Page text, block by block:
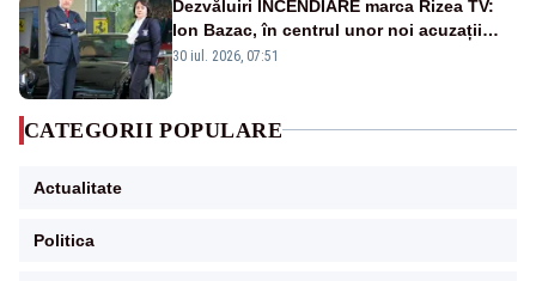
Dezvăluiri INCENDIARE marca Rizea TV:
Ion Bazac, în centrul unor noi acuzații
publice
30 iul. 2026, 07:51
CATEGORII POPULARE
Actualitate
Politica